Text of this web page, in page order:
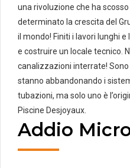
una rivoluzione che ha scosso
determinato la crescita del
il mondo! Finiti i lavori lunghi
e costruire un locale tecnico.
canalizzazioni interrate!
stanno abbandonando i
tubazioni, ma solo uno è
Piscine Desjoyaux.
Addio